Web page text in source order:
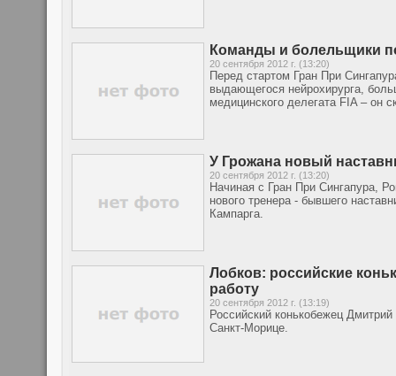
Команды и болельщики
20 сентября 2012 г. (13:20)
Перед стартом Гран При
выдающегося нейрохирурга,
медицинского делегата FIA – он
У Грожана новый
20 сентября 2012 г. (13:20)
Начиная с Гран При Сингапура,
нового тренера - бывшего
Кампарга.
Лобков: российские
работу
20 сентября 2012 г. (13:19)
Российский конькобежец
Санкт-Морице.